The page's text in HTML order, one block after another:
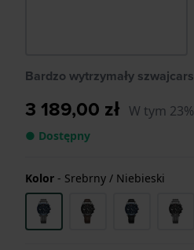
Bardzo wytrzymały
3 189,00 zł W tym
● Dostępny
Kolor - Srebrny / Niebieski